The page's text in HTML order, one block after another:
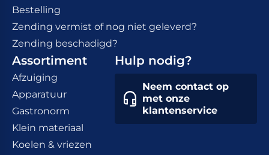
Bestelling
Zending vermist of nog niet geleverd?
Zending beschadigd?
Assortiment
Afzuiging
Apparatuur
Gastronorm
Klein materiaal
Koelen & vriezen
Hulp nodig?
Neem contact op
met onze
klantenservice